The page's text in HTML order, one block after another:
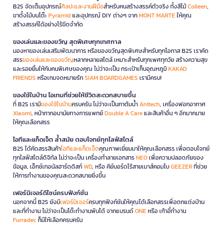
B2S จัดเต็มอุปกรณ์ศิลปะและงานฝีมือสำหรับคนสร้างสรรค์ตัวจริง ทั้งสีไม้Colleen,
ขาตั้งไม้บนโต๊ะPyramidและอุปกรณ์ DIY ต่างๆ จากMONT MARTEให้คุณ
สร้างสรรค์ได้อย่างไร้ขีดจำกัด
ของเล่นและของขวัญ สุดพิเศษทุกเทศกาล
มองหาของเล่นเสริมพัฒนาการ หรือของขวัญสุดพิเศษสำหรับทุกโอกาส B2S เราคัด
สรรของเล่นและของขวัญหลากหลายสไตล์ เหมาะสำหรับทุกเพศทุกวัย สร้างความสุข
และรอยยิ้มให้กับคนพิเศษของคุณ ไม่ว่าจะเป็น กระเป๋าเก็บอุณหภูมิKAKAO
FRIENDS หรือเกมจดหมายรักSIAM BOARDGAMES เรามีครบ!
ของใช้ในบ้าน ไอเทมที่ช่วยให้ชีวิตสะดวกสบายขึ้น
ที่ B2S เรามีของใช้ในบ้านครบครัน ไม่ว่าจะเป็นกาต้มน้ำAnitech, เครื่องฟอกอากาศ
Xiaomi, หน้ากากอนามัยทางการแพทย์Double A Careและสินค้าอื่น ๆ อีกมากมาย
ให้คุณเลือกสรร
ไอทีและแก็ดเจ็ต ล้ำสมัย ตอบโจทย์ทุกไลฟ์สไตล์
B2S ได้คัดสรรสินค้าไอทีและแก็ดเจ็ตคุณภาพเยี่ยมมาให้คุณเลือกสรร เพื่อตอบโจทย์
ทุกไลฟ์สไตล์ดิจิทัล ไม่ว่าจะเป็น เครื่องทำลายเอกสารNEOเพื่อความปลอดภัยของ
ข้อมูล, เอ็กซ์เทอนัลฮาร์ดดิสก์WD, หรือ คีย์บอร์ดไร้สายเมาส์คอมโบGEEZERที่ช่วย
ให้การทำงานของคุณสะดวกสบายยิ่งขึ้น
เฟอร์นิเจอร์ดีไซน์ครบฟังก์ชั่น
นอกจากนี้ B2S ยังมีเฟอร์นิเจอร์ครบทุกฟังก์ชันให้คุณได้เลือกสรรเพื่อตกแต่งบ้าน
และที่ทำงาน ไม่ว่าจะเป็นโต๊ะทำงานพับได้ จากแบรนด์ONEหรือ เก้าอี้ทำงาน
Furradecก็มีให้เลือกครบครัน